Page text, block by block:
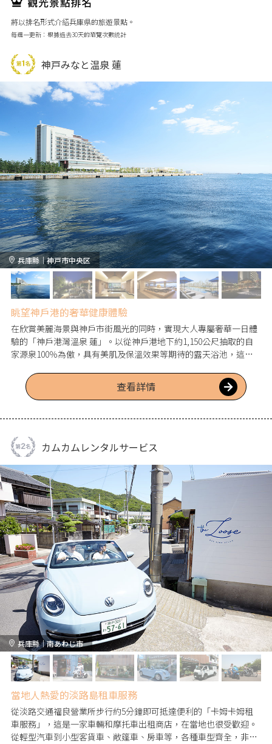
將以排名形式介紹兵庫県的旅遊景點。
每週一更新：根據過去30天的瀏覽次數統計
兵庫縣｜神戸市中央区
神戸みなと温泉 蓮
眺望神戶港的奢華健康體驗
在欣賞美麗海景與神戶市街風光的同時，實現大人專屬奢華一日體
驗的「神戶港灣溫泉 蓮」。以從神戶港地下約1,150公尺抽取的自
家源泉100％為傲，具有美肌及保溫效果等期待的露天浴池，這座
溫浴設備，且備品齊全。作為厚生勞動大臣認定的「溫泉利用型健
康促進設施」，可輕鬆無需攜帶物品體驗都市湯治。盡情享受涵蓋
查看詳情
兵庫縣｜南あわじ市
カムカムレンタルサービス
當地人熱愛的淡路島租車服務
從淡路交通福良營業所步行約5分鐘即可抵達便利的「卡姆卡姆租
車服務」，這是一家車輛和摩托車出租商店，在當地也很受歡迎。
從輕型汽車到小型客貨車、敞篷車、房車等，各種車型齊全，非常